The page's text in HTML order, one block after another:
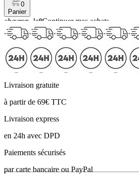
0
Panier
chevron_leftContinuer mes achats
Panier
Livraison gratuite
à partir de 69€ TTC
Livraison express
en 24h avec DPD